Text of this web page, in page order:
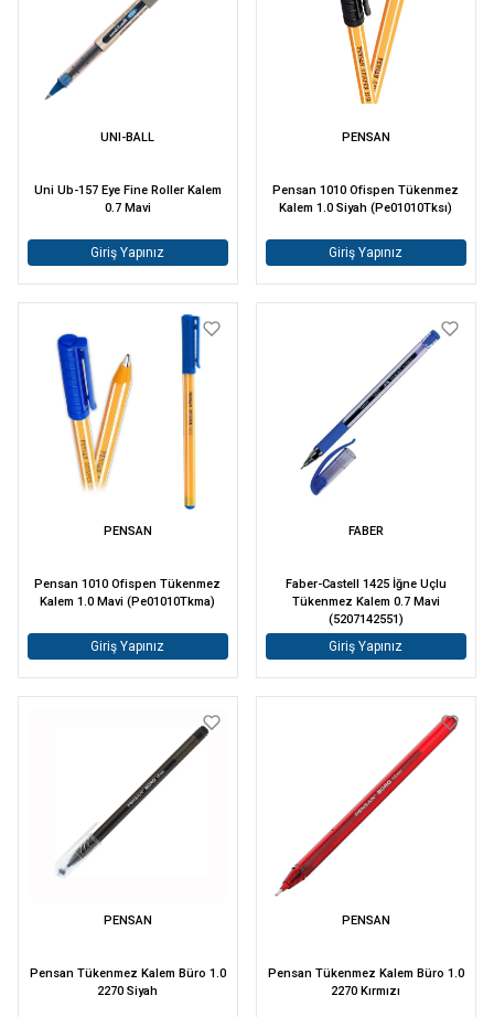
UNI-BALL
Uni Ub-157 Eye Fine Roller Kalem
0.7 Mavi
Giriş Yapınız
PENSAN
Pensan 1010 Ofispen Tükenmez
Kalem 1.0 Siyah (Pe01010Tksı)
Giriş Yapınız
PENSAN
Pensan 1010 Ofispen Tükenmez
Kalem 1.0 Mavi (Pe01010Tkma)
Giriş Yapınız
FABER
Faber-Castell 1425 İğne Uçlu
Tükenmez Kalem 0.7 Mavi
(5207142551)
Giriş Yapınız
PENSAN
Pensan Tükenmez Kalem Büro 1.0
2270 Siyah
PENSAN
Pensan Tükenmez Kalem Büro 1.0
2270 Kırmızı